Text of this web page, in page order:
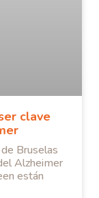
clave
Bruselas
Alzheimer
están